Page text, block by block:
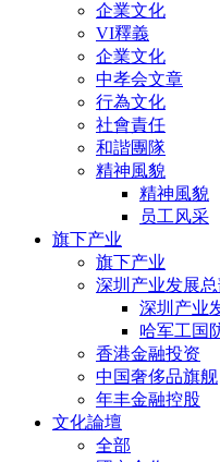
企業文化
VI釋義
企業文化
中孝会文章
行為文化
社會責任
和諧團隊
精神風貌
精神風貌
员工风采
旗下产业
旗下产业
深圳产业发展总
深圳产业
哈军工国
香港金融投资
中国奢侈品旗舰
年丰金融控股
文化論壇
全部